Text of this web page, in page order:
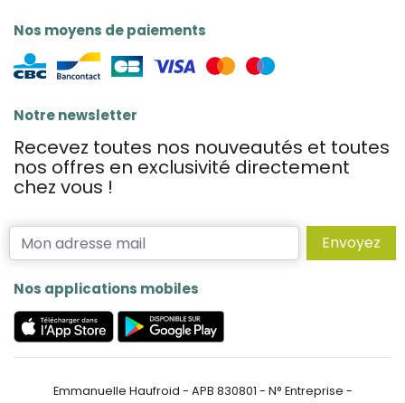
Nos moyens de paiements
Notre newsletter
Recevez toutes nos nouveautés et toutes
nos offres en exclusivité directement
chez vous !
Envoyez
Nos applications mobiles
Emmanuelle Haufroid - APB 830801 - N° Entreprise -